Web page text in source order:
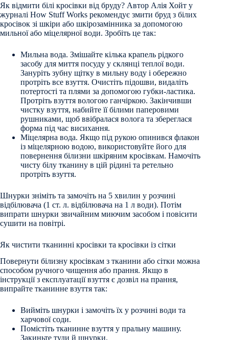
Як відмити білі кросівки від бруду? Автор Алія Хойт у
журналі How Stuff Works рекомендує змити бруд з білих
кросівок зі шкіри або шкірозамінника за допомогою
мильної або міцелярної води. Зробіть це так:
Мильна вода. Змішайте кілька крапель рідкого
засобу для миття посуду у склянці теплої води.
Зануріть зубну щітку в мильну воду і обережно
протріть все взуття. Очистіть підошви, видаліть
потертості та плями за допомогою губки-ластика.
Протріть взуття вологою ганчіркою. Закінчивши
чистку взуття, набийте її білими паперовими
рушниками, щоб ввібралася волога та збереглася
форма під час висихання.
Міцелярна вода. Якщо під рукою опинився флакон
із міцелярною водою, використовуйте його для
повернення білизни шкіряним кросівкам. Намочіть
чисту білу тканину в цій рідині та ретельно
протріть взуття.
Шнурки зніміть та замочіть на 5 хвилин у розчині
відбілювача (1 ст. л. відбілювача на 1 л води). Потім
випрати шнурки звичайним миючим засобом і повісити
сушити на повітрі.
Як чистити тканинні кросівки та кросівки із сітки
Повернути білизну кросівкам з тканини або сітки можна
способом ручного чищення або прання. Якщо в
інструкції з експлуатації взуття є дозвіл на прання,
випрайте тканинне взуття так:
Вийміть шнурки і замочіть їх у розчині води та
харчової соди.
Помістіть тканинне взуття у пральну машину.
Закиньте туди й шнурки.